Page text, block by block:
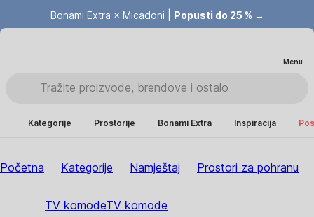
Bonami Extra × Micadoni | Popusti do 25 % →
Menu
Kategorije Prostorije Bonami Extra Inspiracija
Početna Kategorije Namještaj Prostori za pohranu
TV komodeTV komode